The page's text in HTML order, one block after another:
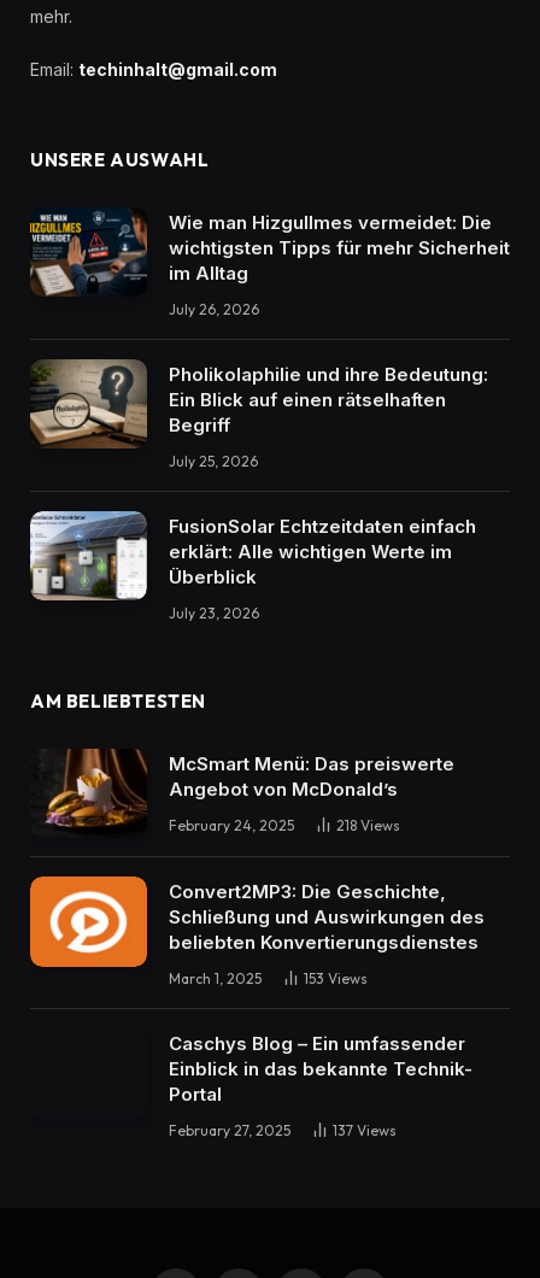
mehr.
Email: techinhalt@gmail.com
UNSERE AUSWAHL
Wie man Hizgullmes vermeidet: Die
wichtigsten Tipps für mehr Sicherheit
im Alltag
July 26, 2026
Pholikolaphilie und ihre Bedeutung:
Ein Blick auf einen rätselhaften
Begriff
July 25, 2026
FusionSolar Echtzeitdaten einfach
erklärt: Alle wichtigen Werte im
Überblick
July 23, 2026
AM BELIEBTESTEN
McSmart Menü: Das preiswerte
Angebot von McDonald’s
February 24, 2025 218 Views
Convert2MP3: Die Geschichte,
Schließung und Auswirkungen des
beliebten Konvertierungsdienstes
March 1, 2025 153 Views
Caschys Blog – Ein umfassender
Einblick in das bekannte Technik-
Portal
February 27, 2025 137 Views